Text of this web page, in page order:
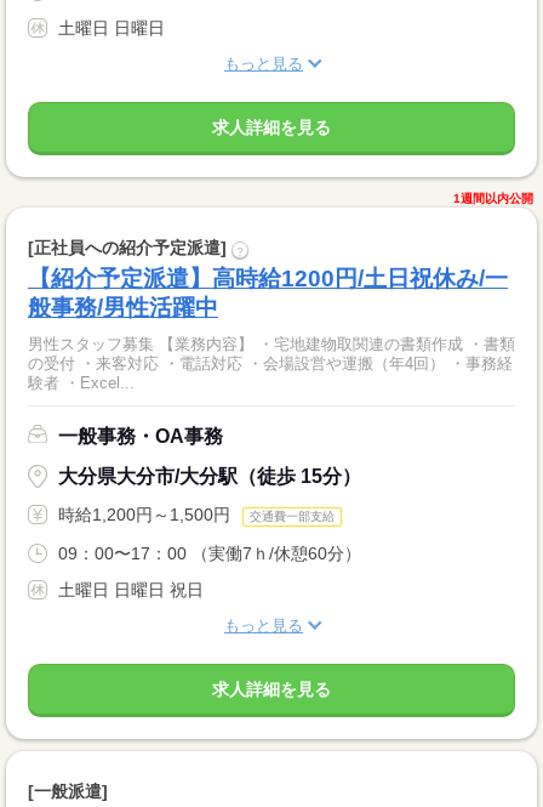
土曜日 日曜日
もっと見る
求人詳細を見る
1週間以内公開
[正社員への紹介予定派遣] ?
【紹介予定派遣】高時給1200円/土日祝休み/一
般事務/男性活躍中
男性スタッフ募集 【業務内容】 ・宅地建物取関連の書類作成 ・書類
の受付 ・来客対応 ・電話対応 ・会場設営や運搬（年4回） ・事務経
験者 ・Excel...
一般事務・OA事務
大分県大分市/大分駅（徒歩 15分）
時給1,200円～1,500円 交通費一部支給
09：00〜17：00 （実働7ｈ/休憩60分）
土曜日 日曜日 祝日
もっと見る
求人詳細を見る
[一般派遣]